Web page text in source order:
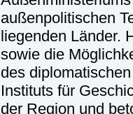
außenpolitischen
liegenden Länder.
sowie die
des
Instituts für
der Region und